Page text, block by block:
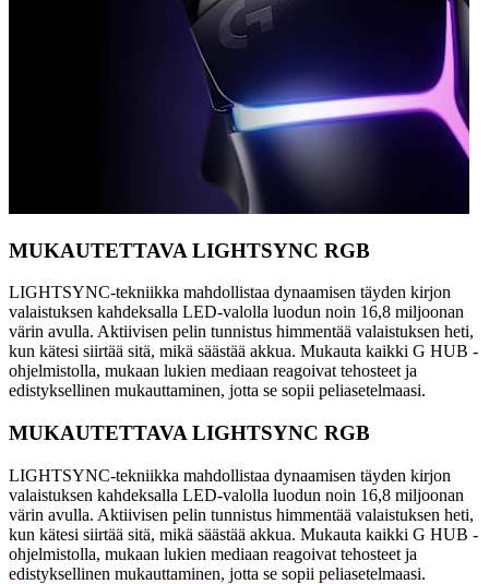
MUKAUTETTAVA LIGHTSYNC RGB
LIGHTSYNC-tekniikka mahdollistaa dynaamisen täyden kirjon
valaistuksen kahdeksalla LED-valolla luodun noin 16,8 miljoonan
värin avulla. Aktiivisen pelin tunnistus himmentää valaistuksen heti,
kun kätesi siirtää sitä, mikä säästää akkua. Mukauta kaikki G HUB -
ohjelmistolla, mukaan lukien mediaan reagoivat tehosteet ja
edistyksellinen mukauttaminen, jotta se sopii peliasetelmaasi.
MUKAUTETTAVA LIGHTSYNC RGB
LIGHTSYNC-tekniikka mahdollistaa dynaamisen täyden kirjon
valaistuksen kahdeksalla LED-valolla luodun noin 16,8 miljoonan
värin avulla. Aktiivisen pelin tunnistus himmentää valaistuksen heti,
kun kätesi siirtää sitä, mikä säästää akkua. Mukauta kaikki G HUB -
ohjelmistolla, mukaan lukien mediaan reagoivat tehosteet ja
edistyksellinen mukauttaminen, jotta se sopii peliasetelmaasi.